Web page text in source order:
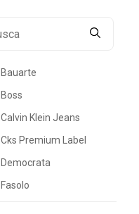
115
Bauarte
Boss
Calvin Klein Jeans
Cks Premium Label
Democrata
Fasolo